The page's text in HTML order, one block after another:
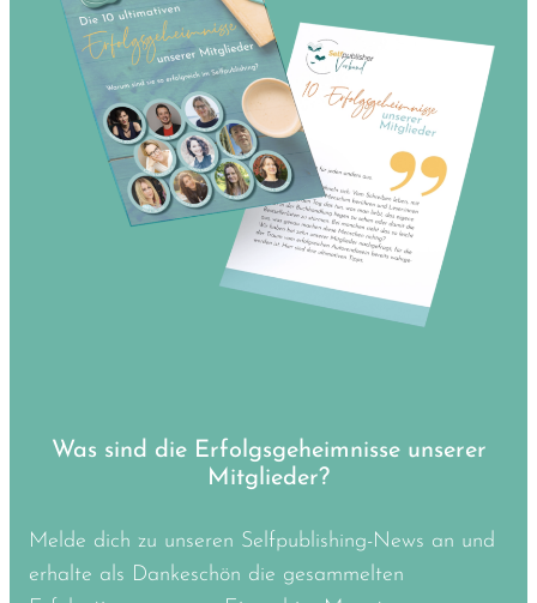
Was sind die Erfolgsgeheimnisse unserer
Mitglieder?
Melde dich zu unseren Selfpublishing-News an und
erhalte als Dankeschön die gesammelten